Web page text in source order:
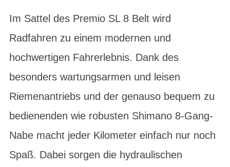
Im Sattel des Premio SL 8 Belt wird
Radfahren zu einem modernen und
hochwertigen Fahrerlebnis. Dank des
besonders wartungsarmen und leisen
Riemenantriebs und der genauso bequem zu
bedienenden wie robusten Shimano 8-Gang-
Nabe macht jeder Kilometer einfach nur noch
Spaß. Dabei sorgen die hydraulischen